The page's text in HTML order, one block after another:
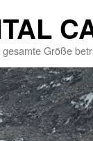
gesamte Größe